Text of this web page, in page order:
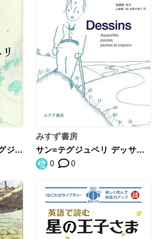
ジュ
みすず書房
サン=テグジュペリ デッサン
集成0 0